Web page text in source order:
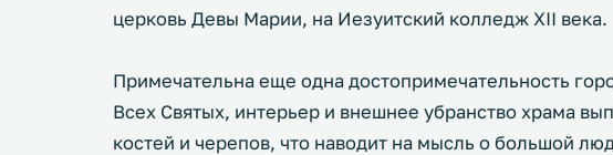
церковь Девы Марии, на Иезуитский колледж XII века.
Примечательна еще одна достопримечательность
Всех Святых, интерьер и внешнее убранство храма
костей и черепов, что наводит на мысль о большой